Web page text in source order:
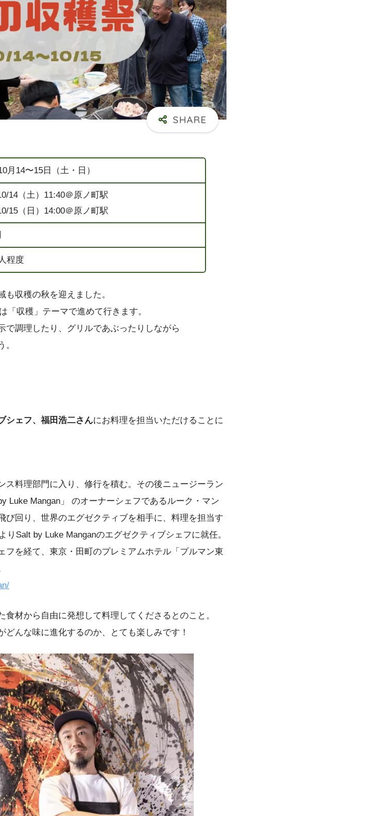
月14〜15日（土・日）
14（土）11:40＠原ノ町駅
15（日）14:00＠原ノ町駅
程度
収穫の秋を迎えました。
「収穫」テーマで進めて行きます。
で調理したり、グリルであぶったりしながら
シェフ、福田浩二さんにお料理を担当いただけることに
ス料理部門に入り、修行を積む。その後ニュージーラン
Luke Mangan」 のオーナーシェフであるルーク・マン
び回り、世界のエグゼクティブを相手に、料理を担当す
りSalt by Luke Manganのエグゼクティブシェフに就任。
フを経て、東京・田町のプレミアムホテル「プルマン東
材から自由に発想して料理してくださるとのこと。
んな味に進化するのか、とても楽しみです！